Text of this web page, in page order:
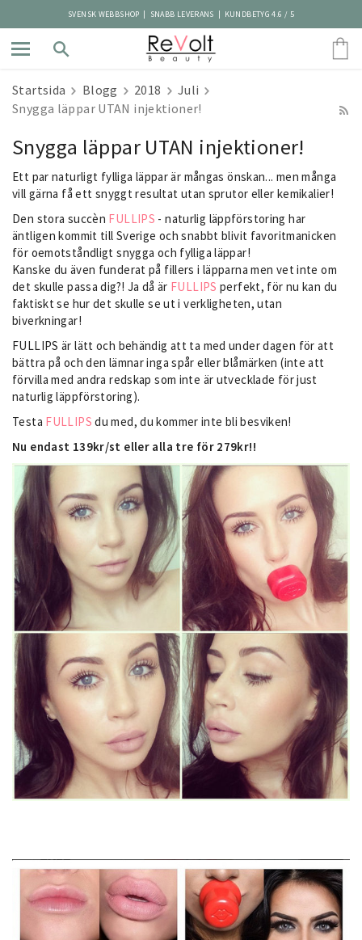
SVENSK WEBBSHOP | SNABB LEVERANS | KUNDBETYG 4.6 / 5
Startsida Blogg 2018
Juli
Snygga läppar UTAN injektioner!
Snygga läppar UTAN injektioner!
Ett par naturligt fylliga läppar är mångas önskan... men många
vill gärna få ett snyggt resultat utan sprutor eller kemikalier!
Den stora succèn FULLIPS - naturlig läppförstoring har
äntligen kommit till Sverige och snabbt blivit favoritmanicken
för oemotståndligt snygga och fylliga läppar!
Kanske du även funderat på fillers i läpparna men vet inte om
det skulle passa dig?! Ja då är FULLIPS perfekt, för nu kan du
faktiskt se hur det skulle se ut i verkligheten, utan
biverkningar!
FULLIPS är lätt och behändig att ta med under dagen för att
bättra på och den lämnar inga spår eller blåmärken (inte att
förvilla med andra redskap som inte är utvecklade för just
naturlig läppförstoring).
Testa FULLIPS du med, du kommer inte bli besviken!
Nu endast 139kr/st eller alla tre för 279kr!!